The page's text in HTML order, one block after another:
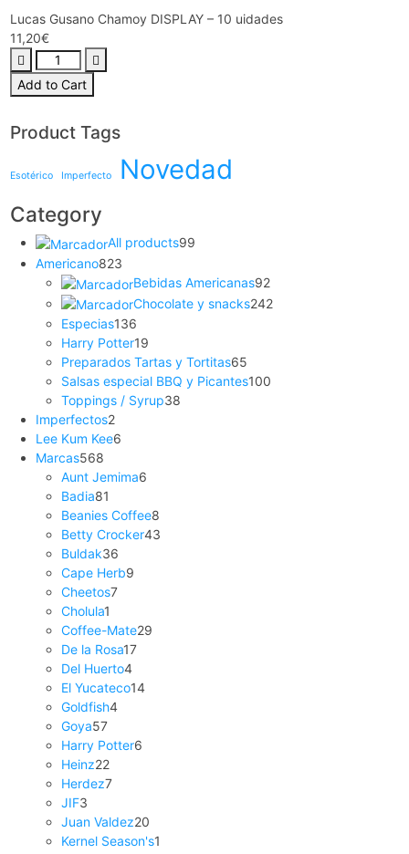
Lucas Gusano Chamoy DISPLAY – 10 uidades
11,20€
Add to Cart
Product Tags
Esotérico Imperfecto Novedad
Category
All products99
Americano823
Bebidas Americanas92
Chocolate y snacks242
Especias136
Harry Potter19
Preparados Tartas y Tortitas65
Salsas especial BBQ y Picantes100
Toppings / Syrup38
Imperfectos2
Lee Kum Kee6
Marcas568
Aunt Jemima6
Badia81
Beanies Coffee8
Betty Crocker43
Buldak36
Cape Herb9
Cheetos7
Cholula1
Coffee-Mate29
De la Rosa17
Del Huerto4
El Yucateco14
Goldfish4
Goya57
Harry Potter6
Heinz22
Herdez7
JIF3
Juan Valdez20
Kernel Season's1